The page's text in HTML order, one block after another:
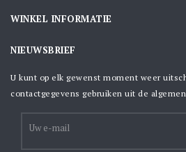
WINKEL INFORMATIE
NIEUWSBRIEF
U kunt op elk gewenst moment weer
contactgegevens gebruiken uit de